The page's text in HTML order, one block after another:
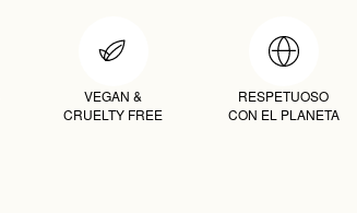
VEGAN &
CRUELTY FREE
RESPETUOSO
CON EL PLANETA